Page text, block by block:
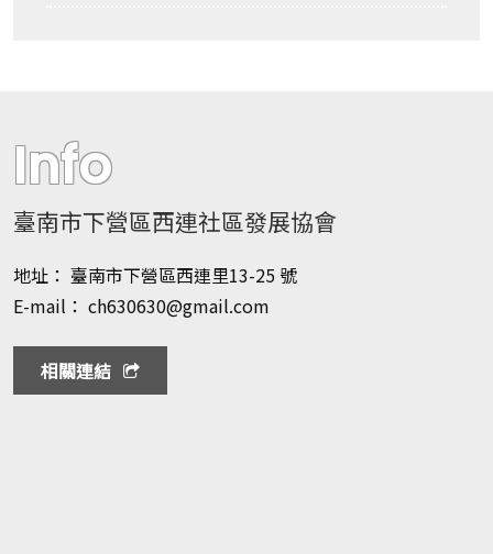
Info
臺南市下營區西連社區發展協會
地址： 臺南市下營區西連里13-25 號
E-mail： ch630630@gmail.com
相關連結